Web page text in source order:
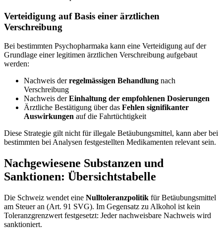
Verteidigung auf Basis einer ärztlichen
Verschreibung
Bei bestimmten Psychopharmaka kann eine Verteidigung auf der
Grundlage einer legitimen ärztlichen Verschreibung aufgebaut
werden:
Nachweis derregelmässigen Behandlung nach
Verschreibung
Nachweis derEinhaltung der empfohlenen Dosierungen
Ärztliche Bestätigung über das Fehlen signifikanter
Auswirkungen auf die Fahrtüchtigkeit
Diese Strategie gilt nicht für illegale Betäubungsmittel, kann aber bei
bestimmten bei Analysen festgestellten Medikamenten relevant sein.
Nachgewiesene Substanzen und
Sanktionen: Übersichtstabelle
Die Schweiz wendet eine Nulltoleranzpolitik für Betäubungsmittel
am Steuer an (Art. 91 SVG). Im Gegensatz zu Alkohol ist kein
Toleranzgrenzwert festgesetzt: Jeder nachweisbare Nachweis wird
sanktioniert.